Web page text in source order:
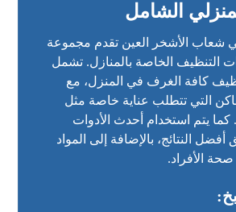
الشامل
الأشخر العين تقدم مجموعة
التنظيف الخاصة بالمنازل. تشمل
كافة الغرف في المنزل، مع
التي تتطلب عناية خاصة مثل
كما يتم استخدام أحدث الأدوات
النتائج، بالإضافة إلى المواد
صحة الأفراد.